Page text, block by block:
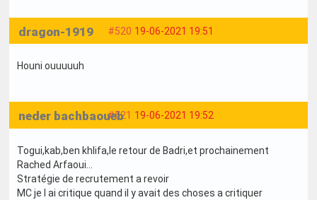
#520 19-06-2021 19:51
dragon-1919
Houni ouuuuuh
#521 19-06-2021 19:52
neder bachbaoueb
Togui,kab,ben khlifa,le retour de Badri,et prochainement
Rached Arfaoui...
Stratégie de recrutement a revoir
MC je l ai critique quand il y avait des choses a critiquer